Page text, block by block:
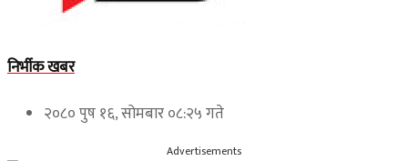
निर्भीक खबर
२०८० पुष १६, सोमबार ०८:२५ गते
Advertisements